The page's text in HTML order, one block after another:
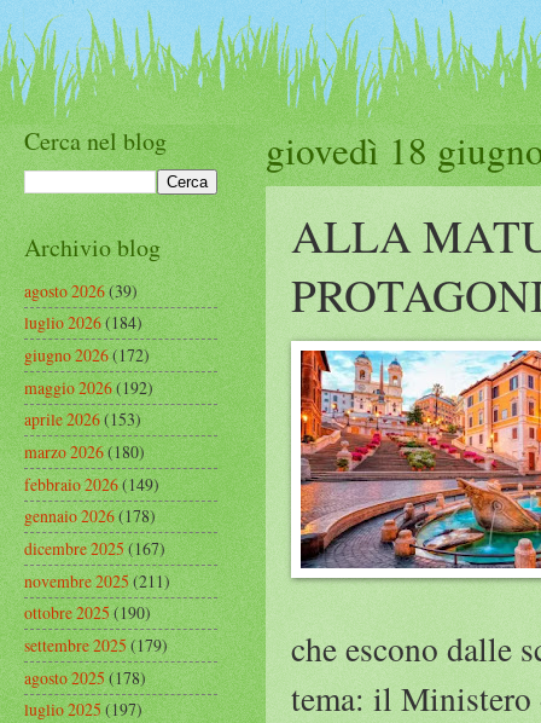
giovedì 18
ALLA
che escono dalle
tema: il Ministero
Cerca nel blog
Archivio blog
agosto 2026(39)
luglio 2026(184)
giugno 2026(172)
maggio 2026(192)
aprile 2026(153)
marzo 2026(180)
febbraio 2026(149)
gennaio 2026(178)
dicembre 2025(167)
novembre 2025(211)
ottobre 2025(190)
settembre 2025(179)
agosto 2025(178)
luglio 2025(197)